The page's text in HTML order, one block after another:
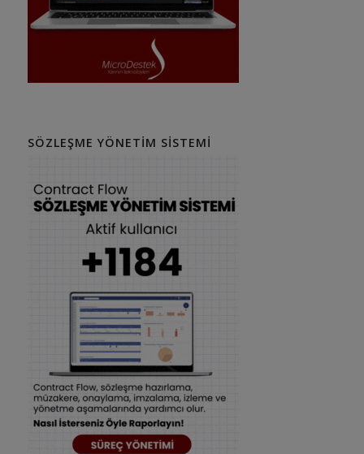
SÖZLEŞME YÖNETIM SISTEMI